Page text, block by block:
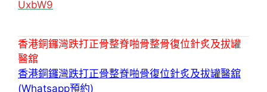
UxbW9
香港銅鑼灣跌打正骨整脊啪骨整骨復位針炙及拔罐
醫舘
香港銅鑼灣跌打正骨整脊啪骨復位針炙及拔罐醫舘
(Whatsapp預約)